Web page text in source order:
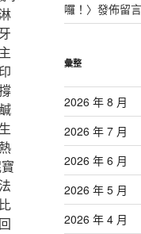
囉！ 〉發佈留言
彙整
2026 年 8 月
2026 年 7 月
2026 年 6 月
2026 年 5 月
2026 年 4 月